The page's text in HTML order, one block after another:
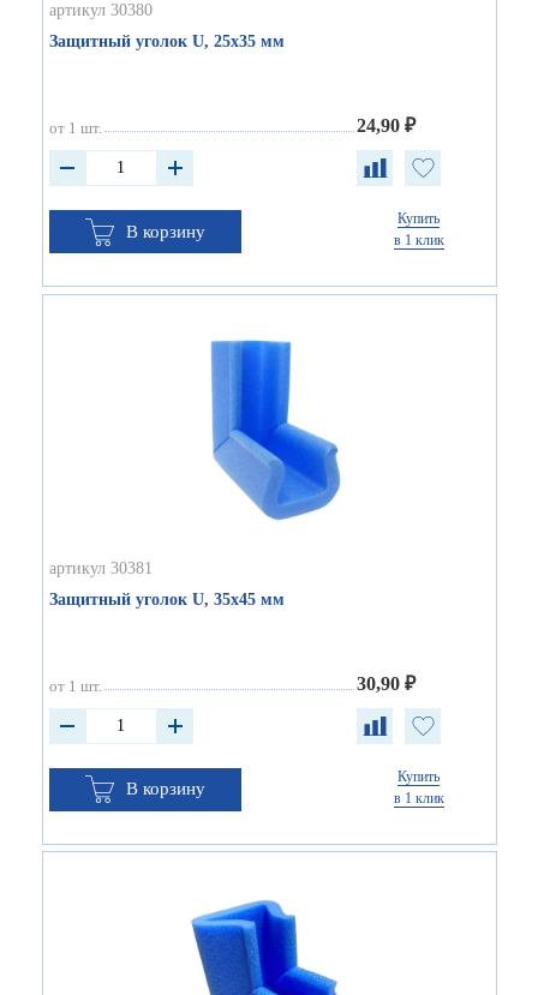
артикул 30380
Защитный уголок U, 25х35 мм
от 1 шт. 24,90 ₽
В корзину
Купить
в 1 клик
артикул 30381
Защитный уголок U, 35х45 мм
от 1 шт. 30,90 ₽
В корзину
Купить
в 1 клик